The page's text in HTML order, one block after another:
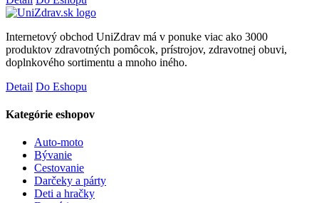
Internetový obchod UniZdrav má v ponuke viac ako 3000
produktov zdravotných pomôcok, prístrojov, zdravotnej obuvi,
doplnkového sortimentu a mnoho iného.
Detail Do Eshopu
Kategórie eshopov
Auto-moto
Bývanie
Cestovanie
Darčeky a párty
Deti a hračky